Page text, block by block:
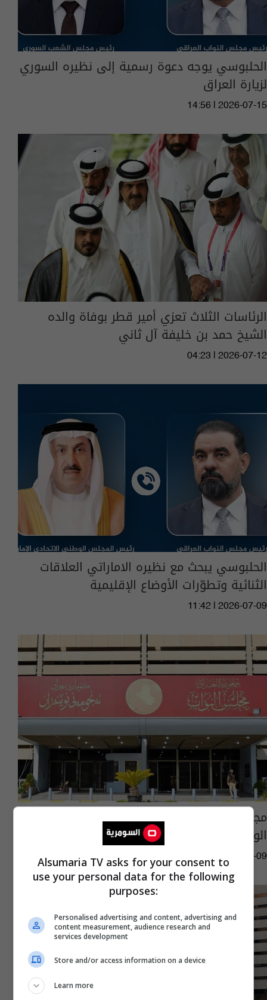
الحلبوسي يوجه دعوة رسمية إلى نظيره السوري
لزيارة العراق
14:56 | 2026-07-15
الرئاسات الثلاث تعزي أمير قطر بوفاة والده
الشيخ حمد بن خليفة آل ثاني
04:23 | 2026-07-12
الحلبوسي يبحث مع نظيره الاماراتي العلاقات
الثنائية وتطوّرات الأوضاع الإقليمية
11:42 | 2026-07-09
مجلس النواب يبدأ باستجواب رئيس الهيئة
الوطنية للاستثمار غيابياً
07:23 | 2026-07-09
Alsumaria TV asks for your consent to
use your personal data for the following
purposes:
Personalised advertising and content, advertising and
content measurement, audience research and
services development
Store and/or access information on a device
Learn more